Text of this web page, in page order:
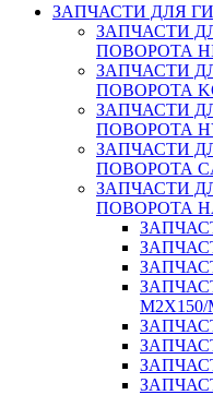
ЗАПЧАСТИ ДЛЯ
ЗАПЧАСТИ
ПОВОРОТА
ЗАПЧАСТИ
ПОВОРОТА
ЗАПЧАСТИ
ПОВОРОТА
ЗАПЧАСТИ
ПОВОРОТА
ЗАПЧАСТИ
ПОВОРОТА
M2X150/